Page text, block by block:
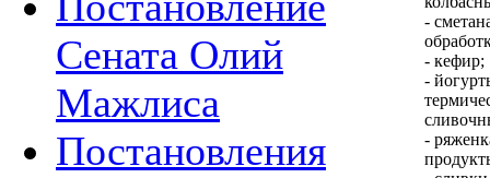
Сената Олий
Мажлиса
Постановления
-
- кефир;
-
-